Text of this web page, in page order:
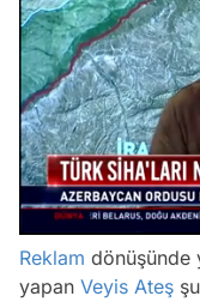
/
Reklam dönüşünde
yapan Veyis Ateş